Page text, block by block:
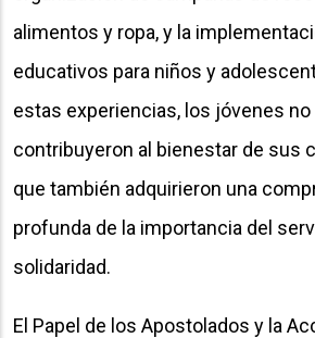
alimentos y ropa, y la
educativos para niños y
estas experiencias, los jóvenes
contribuyeron al bienestar de sus
que también adquirieron una
profunda de la importancia del
solidaridad.
El Papel de los Apostolados y la